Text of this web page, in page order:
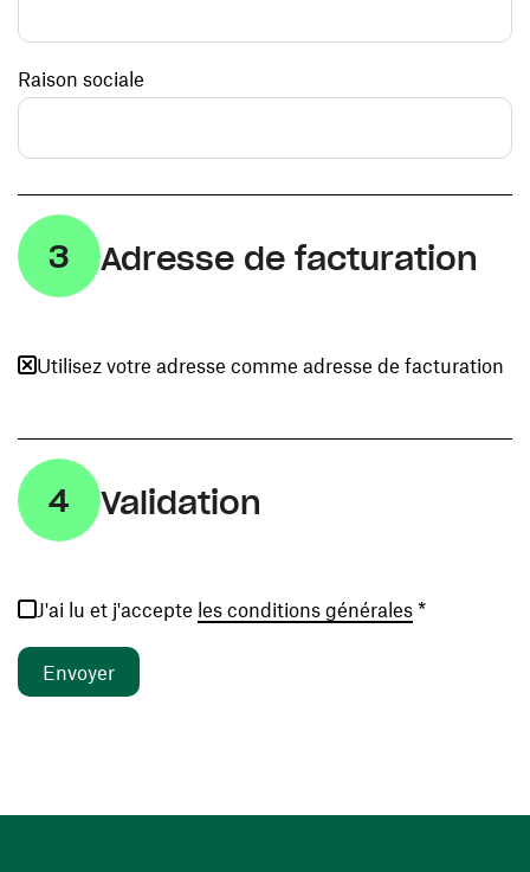
Raison sociale
3 Adresse de facturation
Utilisez votre adresse comme adresse de facturation
4 Validation
J'ai lu et j'accepte les conditions générales (ouvre une
*